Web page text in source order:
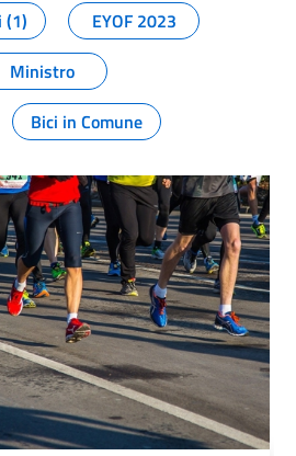
(1)
EYOF 2023
Ministro
Bici in Comune